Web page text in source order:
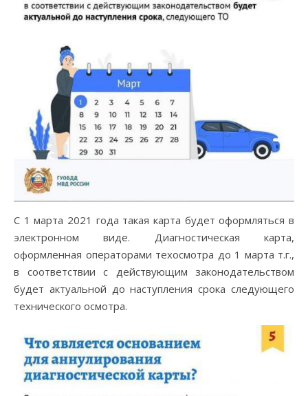
С 1 марта 2021 года такая карта будет оформляться в
электронном виде. Диагностическая карта,
оформленная операторами техосмотра до 1 марта т.г.,
в соответствии с действующим законодательством
будет актуальной до наступления срока следующего
технического осмотра.